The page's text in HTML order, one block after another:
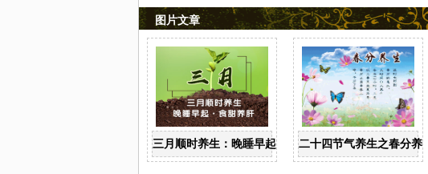
图片文章
三月顺时养生：晚睡早起 食甜养肝二十四节气养生之春分养生